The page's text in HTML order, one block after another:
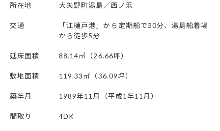
所在地 大矢野町湯島／西ノ浜
交通
「江樋戸港」から定期船で30分、湯島船着場
から徒歩5分
延床面積 88.14㎡（26.66坪）
敷地面積 119.33㎡（36.09坪）
築年月 1989年11月（平成1年11月）
間取り 4DK